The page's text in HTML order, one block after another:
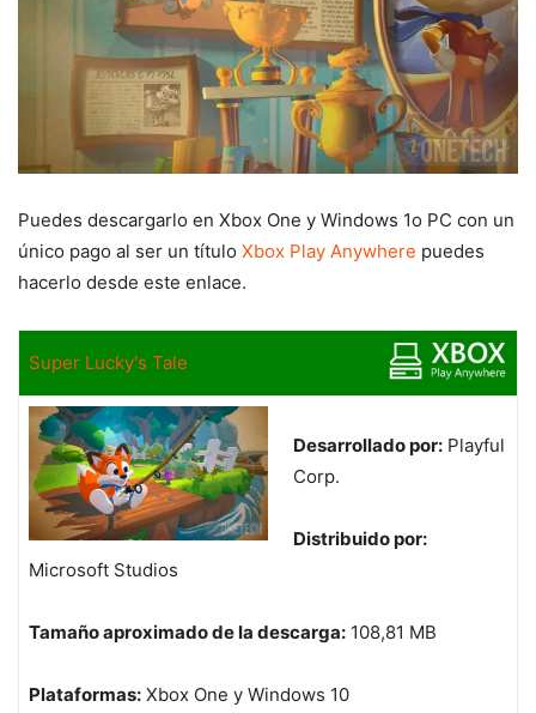
Puedes descargarlo en Xbox One y Windows 1o PC con un
único pago al ser un título Xbox Play Anywhere puedes
hacerlo desde este enlace.
Super Lucky's Tale
Desarrollado por: Playful
Corp.
Distribuido por:
Microsoft Studios
Tamaño aproximado de la descarga: 108,81 MB
Plataformas: Xbox One y Windows 10